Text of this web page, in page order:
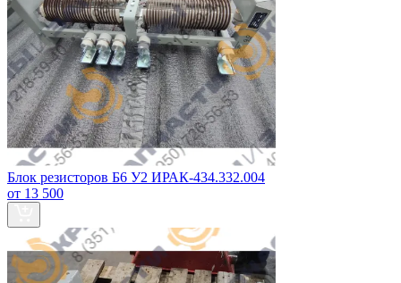
Блок резисторов Б6 У2 ИРАК-434.332.004
от 13 500